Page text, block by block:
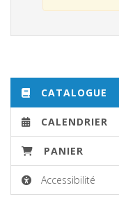
CATALOGUE
CALENDRIER
PANIER
Accessibilité